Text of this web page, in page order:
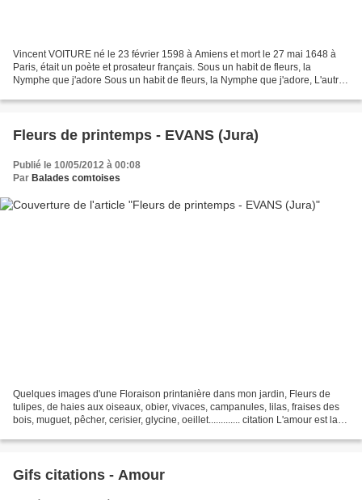
Vincent VOITURE né le 23 février 1598 à Amiens et mort le 27 mai 1648 à
Paris, était un poète et prosateur français. Sous un habit de fleurs, la
Nymphe que j'adore Sous un habit de fleurs, la Nymphe que j'adore, L'autre
Fleurs de printemps - EVANS (Jura)
Publié le 10/05/2012 à 00:08
Par Balades comtoises
Quelques images d'une Floraison printanière dans mon jardin, Fleurs de
tulipes, de haies aux oiseaux, obier, vivaces, campanules, lilas, fraises des
bois, muguet, pêcher, cerisier, glycine, oeillet............. citation L'amour est la
Gifs citations - Amour